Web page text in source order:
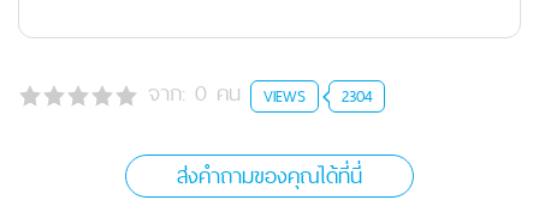
จาก: 0 คน VIEWS 2304
ส่งคำถามของคุณได้ที่นี่